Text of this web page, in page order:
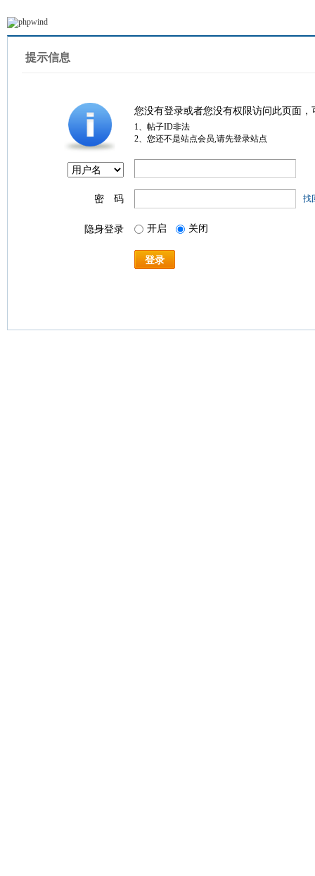
提示信息
您没有登录或者您没有权限访问此页面
1、帖子ID非法
2、您还不是站点会员,请先登录站点
密 码 找
隐身登录 开启 关闭
登录